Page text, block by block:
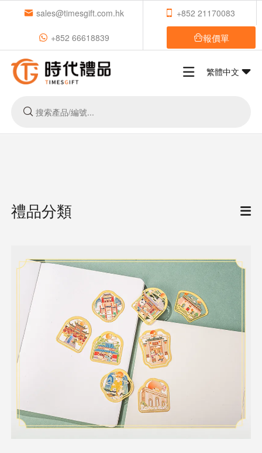
sales@timesgift.com.hk +852 21170083
+852 66618839 報價單
繁體中文
禮品分類